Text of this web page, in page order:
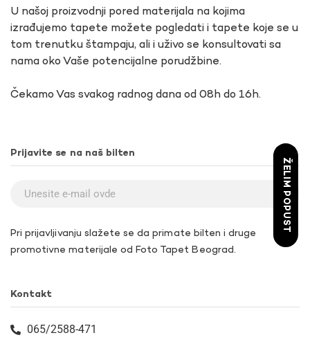
U našoj proizvodnji pored materijala na kojima
izrađujemo tapete možete pogledati i tapete koje se u
tom trenutku štampaju, ali i uživo se konsultovati sa
nama oko Vaše potencijalne porudžbine.
Čekamo Vas svakog radnog dana od 08h do 16h.
Prijavite se na naš bilten
Pri prijavljivanju slažete se da primate bilten i druge
promotivne materijale od Foto Tapet Beograd.
Kontakt
065/2588-471
ŽELIM POPUST